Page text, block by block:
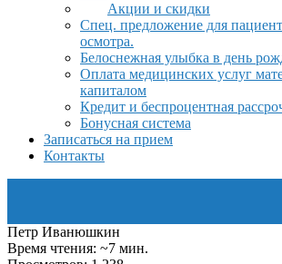
Акции и скидки
Спец. предложение для
осмотра.
Белоснежная улыбка в день
Оплата медицинских услуг
капиталом
Кредит и беспроцентная
Бонусная система
Записаться на прием
Контакты
Петр Иванюшкин
Время чтения: ~7 мин.